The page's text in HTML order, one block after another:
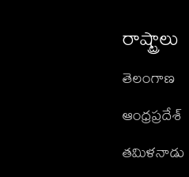
రాష్ట్రాలు
తెలంగాణ
ఆంధ్రప్రదేశ్
తమిళనాడు